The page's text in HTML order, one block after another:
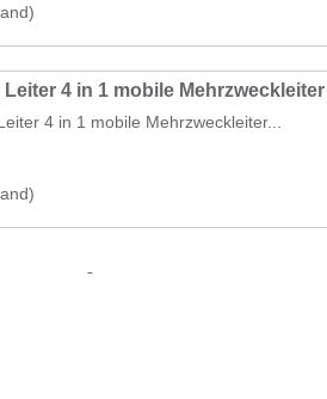
4 in 1 mobile Mehrzweckleiter...